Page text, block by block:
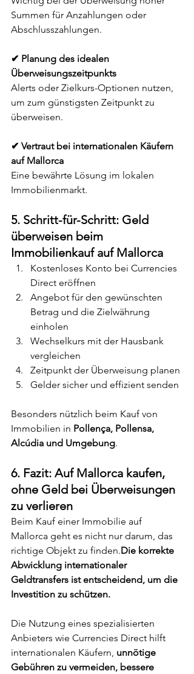
Summen für Anzahlungen oder
Abschlusszahlungen.
✔ Planung des idealen
Überweisungszeitpunkts
Alerts oder Zielkurs-Optionen nutzen,
um zum günstigsten Zeitpunkt zu
überweisen.
✔ Vertraut bei internationalen Käufern
auf Mallorca
Eine bewährte Lösung im lokalen
Immobilienmarkt.
5. Schritt-für-Schritt: Geld
überweisen beim
Immobilienkauf auf Mallorca
Kostenloses Konto bei Currencies
Direct eröffnen
Angebot für den gewünschten
Betrag und die Zielwährung
einholen
Wechselkurs mit der Hausbank
vergleichen
Zeitpunkt der Überweisung planen
Gelder sicher und effizient senden
Besonders nützlich beim Kauf von
Immobilien in Pollença, Pollensa,
Alcúdia und Umgebung.
6. Fazit: Auf Mallorca kaufen,
ohne Geld bei Überweisungen
zu verlieren
Beim Kauf einer Immobilie auf
Mallorca geht es nicht nur darum, das
richtige Objekt zu finden.Die korrekte
Abwicklung internationaler
Geldtransfers ist entscheidend, um die
Investition zu schützen.
Die Nutzung eines spezialisierten
Anbieters wie Currencies Direct hilft
internationalen Käufern, unnötige
Gebühren zu vermeiden, bessere